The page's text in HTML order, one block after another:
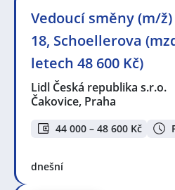
Vedoucí směny (m/ž)
18, Schoellerova
letech 48 600 Kč)
Lidl Česká republika s.r.o.
Čakovice, Praha
44 000 – 48 600 Kč
dnešní